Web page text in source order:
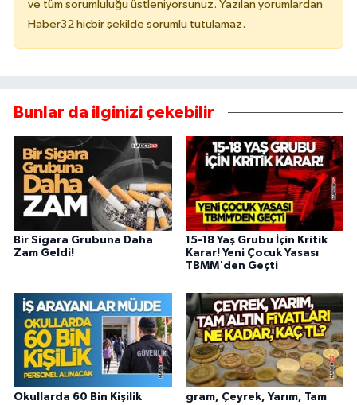
ve tüm sorumluluğu üstleniyorsunuz. Yazılan yorumlardan
Haber32 hiçbir şekilde sorumlu tutulamaz.
Bunlar da ilginizi çekebilir
Bir Sigara Grubuna Daha
Zam Geldi!
15-18 Yaş Grubu İçin Kritik
Karar! Yeni Çocuk Yasası
TBMM'den Geçti
Okullarda 60 Bin Kişilik
gram, Çeyrek, Yarım, Tam